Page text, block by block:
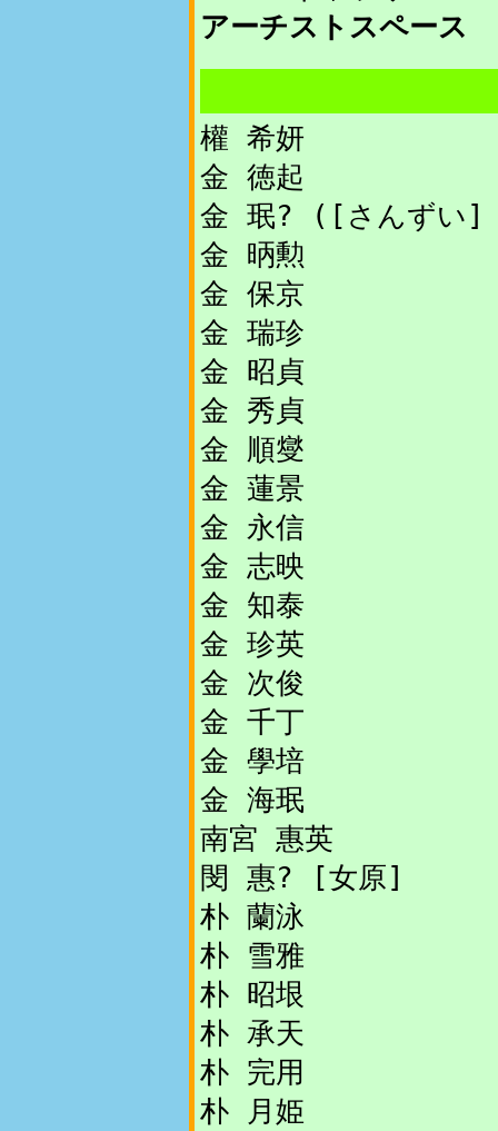
アーチストスペース
權 希妍
金 徳起
金 珉? ([さんず
金 昞勲
金 保京
金 瑞珍
金 昭貞
金 秀貞
金 順燮
金 蓮景
金 永信
金 志映
金 知泰
金 珍英
金 次俊
金 千丁
金 學培
金 海珉
南宮 惠英
閔 惠? [女原]
朴 蘭泳
朴 雪雅
朴 昭垠
朴 承天
朴 完用
朴 月姫